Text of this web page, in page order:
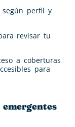
según perfil y
revisar tu
a coberturas
para